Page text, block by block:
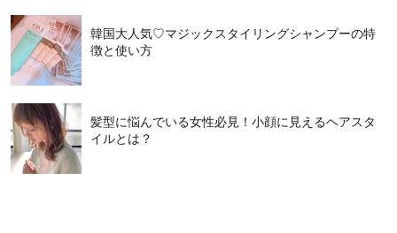
韓国大人気♡マジックスタイリングシャンプーの特
徴と使い方
髪型に悩んでいる女性必見！小顔に見えるヘアスタ
イルとは？